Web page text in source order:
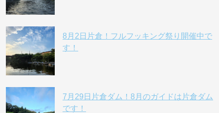
8月2日片倉！フルフッキング祭り開催中で
す！
7月29日片倉ダム！8月のガイドは片倉ダム
です！